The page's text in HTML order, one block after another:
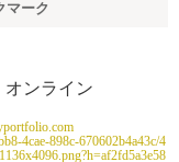
マーク
4cae-898c-670602b4a43c/4